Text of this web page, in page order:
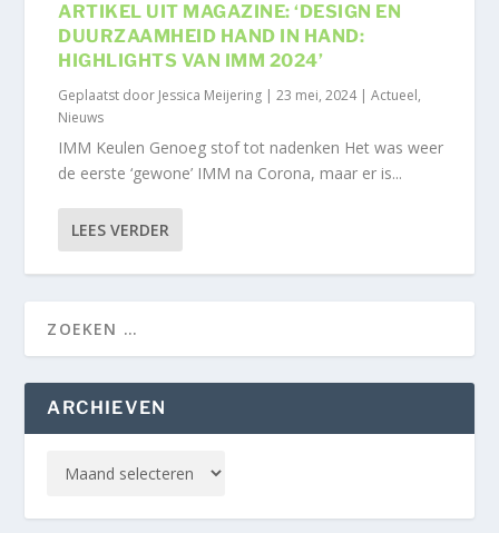
ARTIKEL UIT MAGAZINE: ‘DESIGN EN
DUURZAAMHEID HAND IN HAND:
HIGHLIGHTS VAN IMM 2024’
Geplaatst door Jessica Meijering |23 mei, 2024|Actueel,
Nieuws
IMM Keulen Genoeg stof tot nadenken Het was weer
de eerste ‘gewone’ IMM na Corona, maar er is...
LEES VERDER
ARCHIEVEN